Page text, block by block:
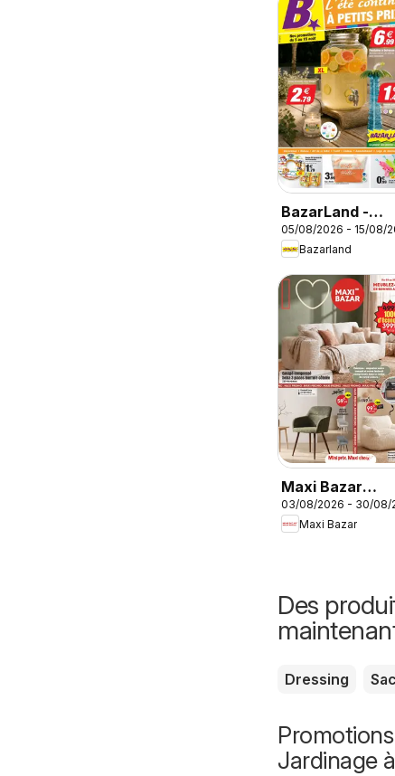
BazarLand -
L'été continue
petits prix
05/08/2026 - 15/08/
Bazarland
Maxi Bazar
catalogue
03/08/2026 - 30/08/
Maxi Bazar
Des
Dressing Sac
Jardinage